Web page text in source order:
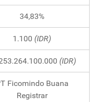
34,83%
1.100 (IDR)
(IDR)
Ficomindo Buana
Registrar